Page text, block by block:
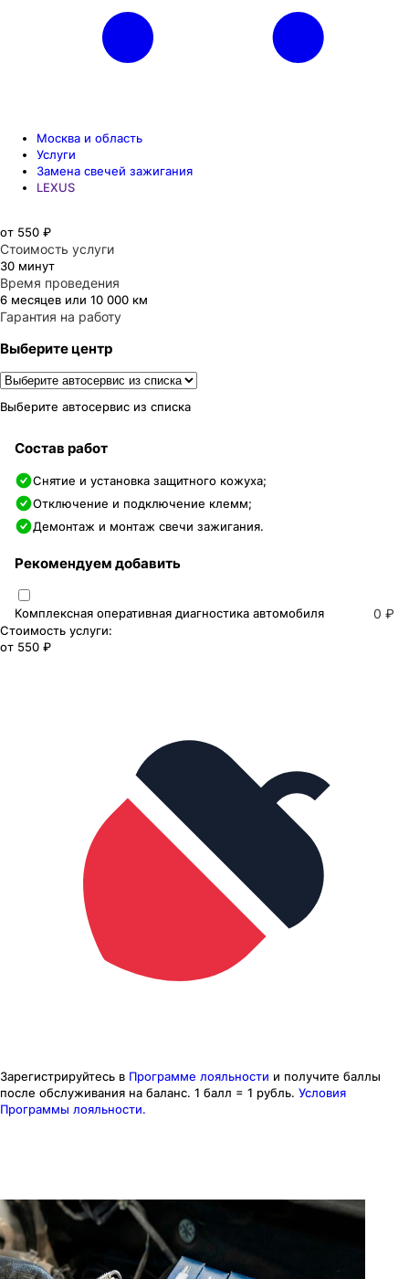
Москва и область
Услуги
Замена свечей зажигания
LEXUS
от 550 ₽
Стоимость услуги
30 минут
Время проведения
6 месяцев или 10 000 км
Гарантия на работу
Выберите центр
Выберите автосервис из списка
Состав работ
Снятие и установка защитного кожуха;
Отключение и подключение клемм;
Демонтаж и монтаж свечи зажигания.
Рекомендуем добавить
Комплексная оперативная диагностика автомобиля 0 ₽
Стоимость услуги:
от 550 ₽
Зарегистрируйтесь в Программе лояльности и получите баллы
после обслуживания на баланс. 1 балл = 1 рубль. Условия
Программы лояльности.